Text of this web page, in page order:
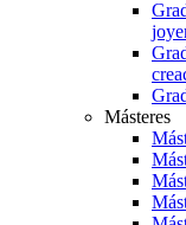
Másteres